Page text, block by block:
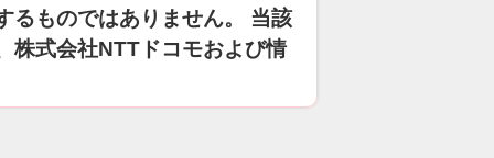
るものではありません。 当該
株式会社NTTドコモおよび情